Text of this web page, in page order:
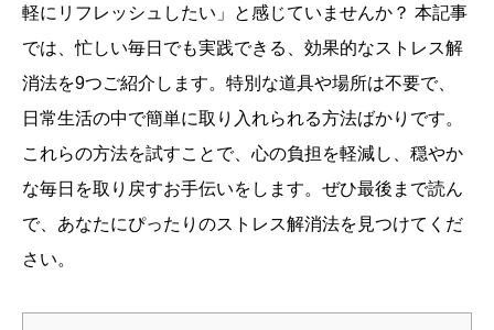
軽にリフレッシュしたい」と感じていませんか？ 本記事
では、忙しい毎日でも実践できる、効果的なストレス解
消法を9つご紹介します。特別な道具や場所は不要で、
日常生活の中で簡単に取り入れられる方法ばかりです。
これらの方法を試すことで、心の負担を軽減し、穏やか
な毎日を取り戻すお手伝いをします。ぜひ最後まで読ん
で、あなたにぴったりのストレス解消法を見つけてくだ
さい。